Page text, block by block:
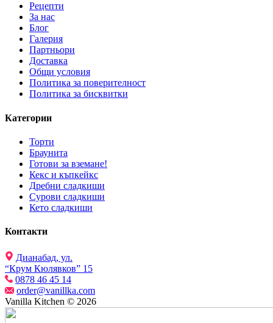
Рецепти
За нас
Блог
Галерия
Партньори
Доставка
Общи условия
Политика за поверителност
Политика за бисквитки
Категории
Торти
Браунита
Готови за вземане!
Кекс и къпкейкс
Дребни сладкиши
Сурови сладкиши
Кето сладкиши
Контакти
Дианабад, ул.
“Крум Кюлявков” 15
0878 46 45 14
order@vanillka.com
Vanilla Kitchen © 2026